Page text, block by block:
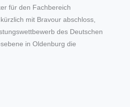
für den Fachbereich
mit Bravour abschloss,
des Deutschen
in Oldenburg die